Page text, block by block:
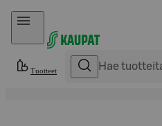
Hyppää sisältöön
Tuotteet